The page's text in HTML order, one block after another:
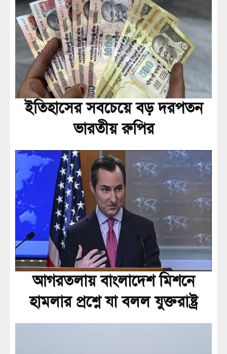
ইতিহাসের সবচেয়ে বড় দরপতন
ভারতীয় রুপির
আগরতলায় বাংলাদেশ মিশনে
হামলার প্রশ্নে যা বলল যুক্তরাষ্ট্র